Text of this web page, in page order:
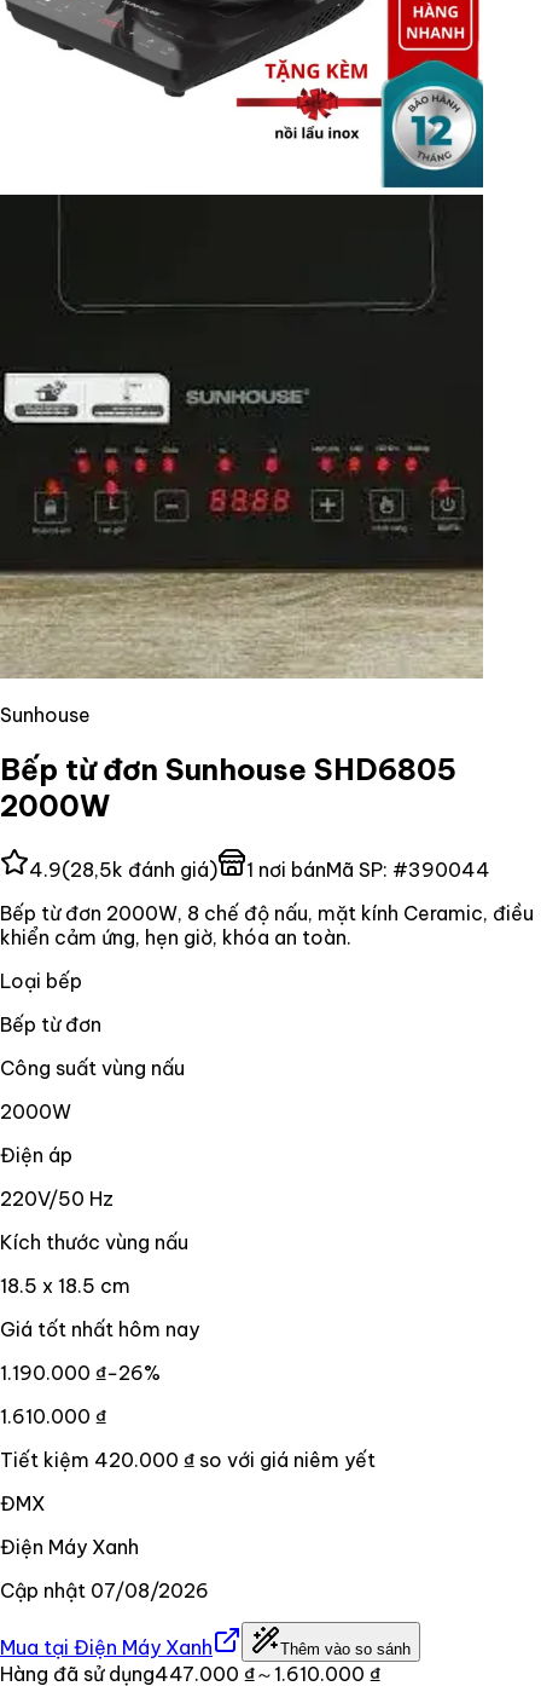
Sunhouse
Bếp từ đơn Sunhouse SHD6805
2000W
4.9(28,5k đánh giá) 1 nơi bánMã SP: #390044
Bếp từ đơn 2000W, 8 chế độ nấu, mặt kính Ceramic, điều
khiển cảm ứng, hẹn giờ, khóa an toàn.
Loại bếp
Bếp từ đơn
Công suất vùng nấu
2000W
Điện áp
220V/50 Hz
Kích thước vùng nấu
18.5 x 18.5 cm
Giá tốt nhất hôm nay
1.190.000 ₫−26%
1.610.000 ₫
Tiết kiệm 420.000 ₫ so với giá niêm yết
ĐMX
Điện Máy Xanh
Cập nhật 07/08/2026
Mua tại Điện Máy Xanh Thêm vào so sánh
Hàng đã sử dụng447.000 ₫～1.610.000 ₫